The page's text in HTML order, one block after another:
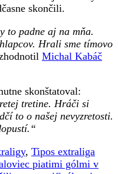
skončili.
to padne aj na mňa.
Hrali sme tímovo
Michal Kabáč
skonštatoval:
tretine. Hráči si
to o našej nevyzretosti.
, Tipos extraliga
piatimi gólmi v